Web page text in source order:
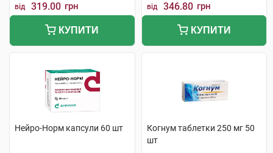
від 319.00 грн
КУПИТИ
від 346.80 грн
КУПИТИ
Нейро-Норм капсули 60 шт
Когнум таблетки 250 мг 50
шт